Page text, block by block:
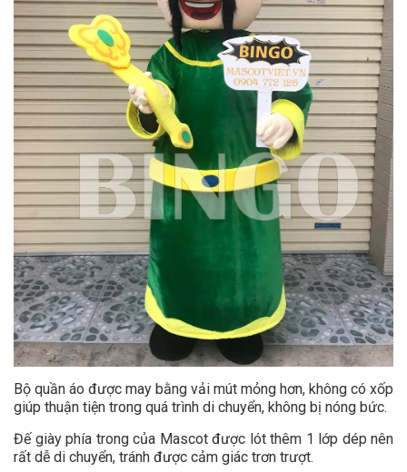
Bộ quần áo được may bằng vải mút mỏng hơn, không có xốp
giúp thuận tiện trong quá trình di chuyển, không bị nóng bức.
Đế giày phía trong của Mascot được lót thêm 1 lớp dép nên
rất dễ di chuyển, tránh được cảm giác trơn trượt.